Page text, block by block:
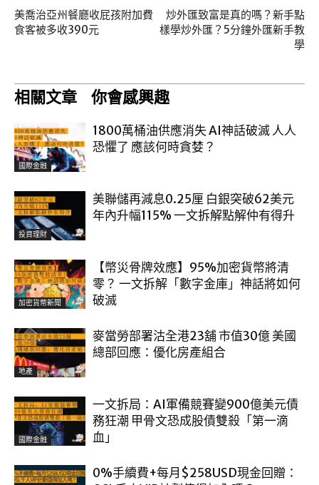
美喬治亞州餐廳收屁孩附加費
食客被多收390元
炒外匯致富是真的嗎？新手點
樣學炒外匯？5分鐘外匯新手教
學
相關文章 你會感興趣
國際金融
1800萬桶油供應消失 AI神話破滅 人人
恐懼了 應該何時貪婪？
投資理財
美聯儲再減息0.25厘 白銀突破62美元
年內升幅115% 一文拆解點解仲有得升
加密貨幣新聞
【幣災骨牌效應】95%加密貨幣將清
零？ 一文拆解「數字金庫」神話將如何
破滅
地產
麥當勞部署沽全港23舖 市值30億 美國
總部回應：優化房產組合
國際金融
一文拆局：AI軍備競賽變900億美元債
務狂潮 甲骨文恐成股債雙殺「第一滴
血」
0%手續費+每月$258USD現金回贈：